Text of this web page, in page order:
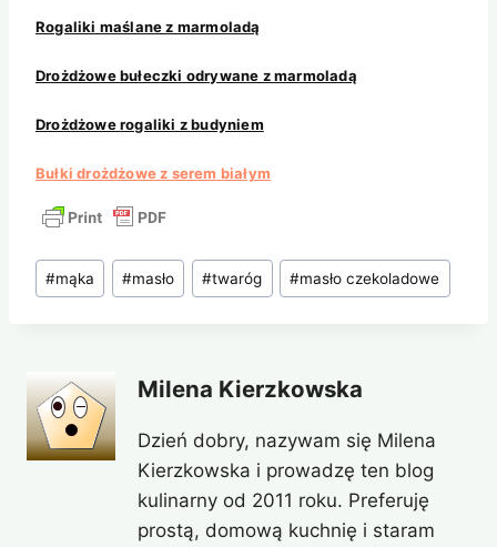
Rogaliki maślane z marmoladą
Drożdżowe bułeczki odrywane z marmoladą
Drożdżowe rogaliki z budyniem
Bułki drożdżowe z serem białym
Tagi
wpisu:
#mąka #masło #twaróg #masło czekoladowe
Milena Kierzkowska
Dzień dobry, nazywam się Milena
Kierzkowska i prowadzę ten blog
kulinarny od 2011 roku. Preferuję
prostą, domową kuchnię i staram